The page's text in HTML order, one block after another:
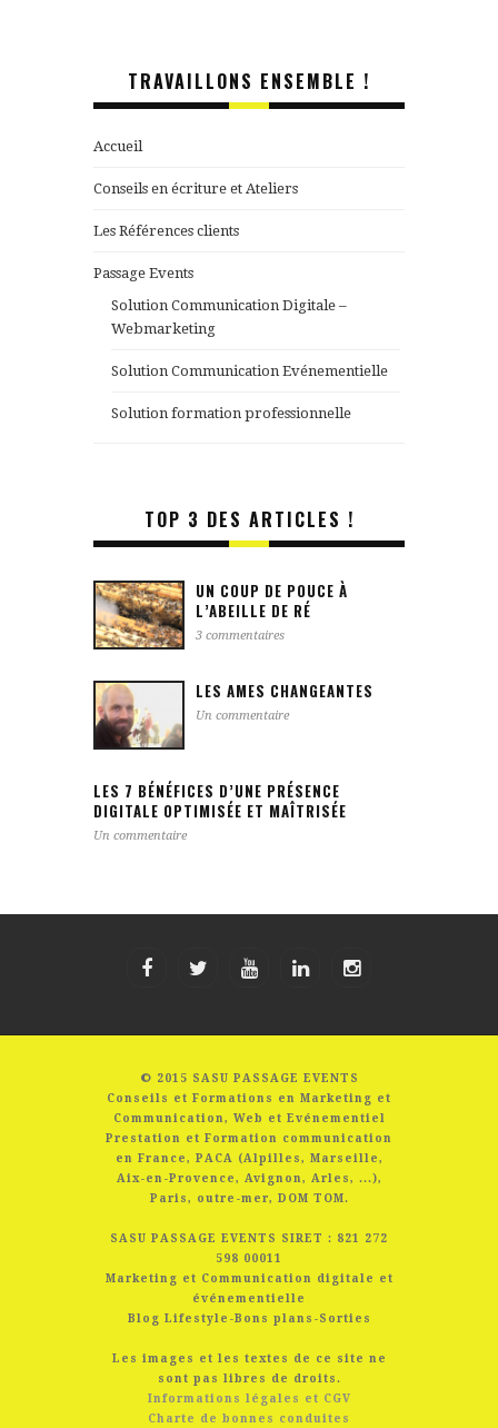
TRAVAILLONS ENSEMBLE !
Accueil
Conseils en écriture et Ateliers
Les Références clients
Passage Events
Solution Communication Digitale –
Webmarketing
Solution Communication Evénementielle
Solution formation professionnelle
TOP 3 DES ARTICLES !
UN COUP DE POUCE À
L’ABEILLE DE RÉ
3 commentaires
LES AMES CHANGEANTES
Un commentaire
LES 7 BÉNÉFICES D’UNE PRÉSENCE
DIGITALE OPTIMISÉE ET MAÎTRISÉE
Un commentaire
© 2015 SASU PASSAGE EVENTS
Conseils et Formations en Marketing et
Communication, Web et Evénementiel
Prestation et Formation communication
en France, PACA (Alpilles, Marseille,
Aix-en-Provence, Avignon, Arles, ...),
Paris, outre-mer, DOM TOM.
SASU PASSAGE EVENTS SIRET : 821 272
598 00011
Marketing et Communication digitale et
événementielle
Blog Lifestyle-Bons plans-Sorties
Les images et les textes de ce site ne
sont pas libres de droits.
Informations légales et CGV
Charte de bonnes conduites